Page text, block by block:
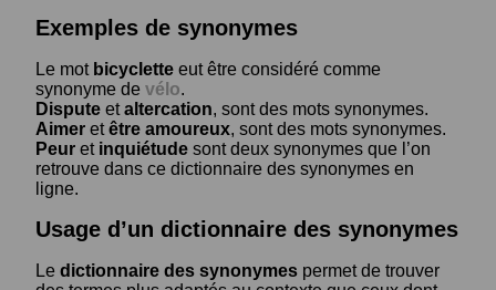
Exemples de synonymes
Le mot bicyclette eut être considéré comme
synonyme de vélo.
Dispute etaltercation, sont des mots synonymes.
Aimer etêtre amoureux, sont des mots synonymes.
Peur et inquiétude sont deux synonymes que l’on
retrouve dans ce dictionnaire des synonymes en
ligne.
Usage d’un dictionnaire des synonymes
Le dictionnaire des synonymes permet de trouver